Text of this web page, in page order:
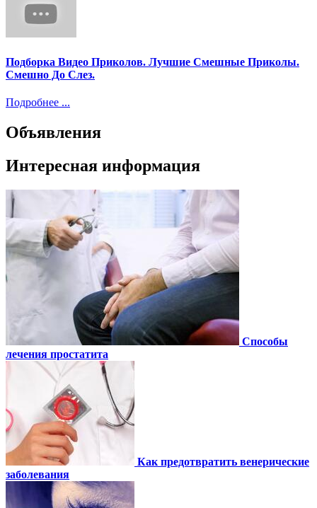
Подборка Видео Приколов. Лучшие Смешные Приколы.
Смешно До Слез.
Подробнее ...
Объявления
Интересная информация
Способы
лечения простатита
Как предотвратить венерические
заболевания